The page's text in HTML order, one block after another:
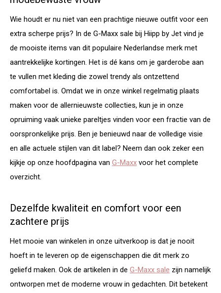
Wie houdt er nu niet van een prachtige nieuwe outfit voor een
extra scherpe prijs? In de G-Maxx sale bij Hiipp by Jet vind je
de mooiste items van dit populaire Nederlandse merk met
aantrekkelijke kortingen. Het is dé kans om je garderobe aan
te vullen met kleding die zowel trendy als ontzettend
comfortabel is. Omdat we in onze winkel regelmatig plaats
maken voor de allernieuwste collecties, kun je in onze
opruiming vaak unieke pareltjes vinden voor een fractie van de
oorspronkelijke prijs. Ben je benieuwd naar de volledige visie
en alle actuele stijlen van dit label? Neem dan ook zeker een
kijkje op onze hoofdpagina van G-Maxx voor het complete
overzicht.
Dezelfde kwaliteit en comfort voor een
zachtere prijs
Het mooie van winkelen in onze uitverkoop is dat je nooit
hoeft in te leveren op de eigenschappen die dit merk zo
geliefd maken. Ook de artikelen in de G-Maxx sale zijn namelijk
ontworpen met de moderne vrouw in gedachten. Dit betekent